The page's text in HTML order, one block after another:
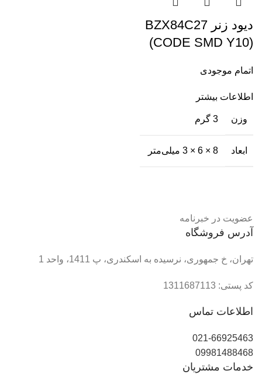
دیود زنر BZX84C27
(CODE SMD Y10)
اتمام موجودی
اطلاعات بیشتر
وزن 3 گرم
ابعاد 8 × 6 × 3 میلی‌متر
عضویت در خبرنامه
آدرس فروشگاه
تهران، خ جمهوری، نرسیده به اسکندری، پ 1411، واحد 1
کد پستی: 1311687113
اطلاعات تماس
021-66925463
09981488468
خدمات مشتریان